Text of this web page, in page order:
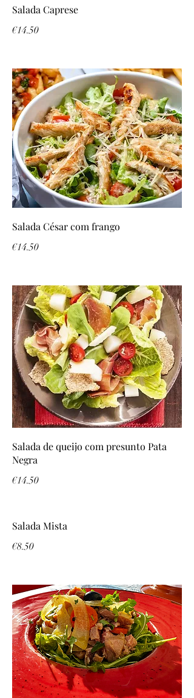
Salada Caprese
€14.50
Salada César com frango
€14.50
Salada de queijo com presunto Pata
Negra
€14.50
Salada Mista
€8.50